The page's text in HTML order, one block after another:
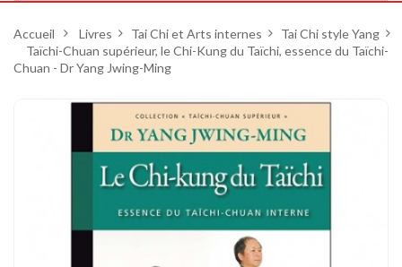
DVD
Chaussures
Protections
Cible de frappe
Accueil > Livres > Tai Chi et Arts internes > Tai Chi style Yang
Taïchi-Chuan supérieur, le Chi-Kung du Taïchi, essence du Taïchi-
Chuan - Dr Yang Jwing-Ming